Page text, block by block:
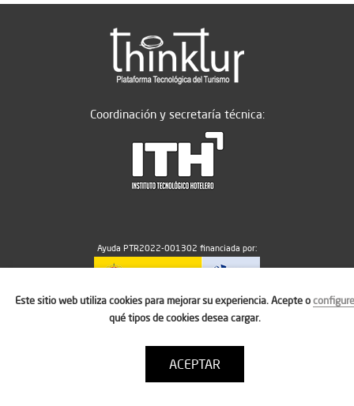
Coordinación y secretaría técnica:
Ayuda PTR2022-001302 financiada por:
MICIU/AEI/10.13039/501100011033
Política de cookies
Condiciones de uso
Este sitio web utiliza cookies para mejorar su experiencia. Acepte oconfigure
qué tipos de cookies desea cargar.
ACEPTAR